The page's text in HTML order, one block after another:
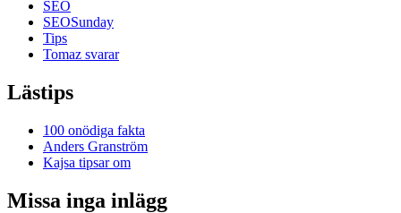
SEO
SEOSunday
Tips
Tomaz svarar
Lästips
100 onödiga fakta
Anders Granström
Kajsa tipsar om
Missa inga inlägg